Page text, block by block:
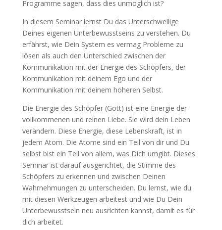
Programme sagen, dass dies unmöglich ist?
In diesem Seminar lernst Du das Unterschwellige
Deines eigenen Unterbewusstseins zu verstehen. Du
erfährst, wie Dein System es vermag Probleme zu
lösen als auch den Unterschied zwischen der
Kommunikation mit der Energie des Schöpfers, der
Kommunikation mit deinem Ego und der
Kommunikation mit deinem höheren Selbst.
Die Energie des Schöpfer (Gott) ist eine Energie der
vollkommenen und reinen Liebe. Sie wird dein Leben
verändern. Diese Energie, diese Lebenskraft, ist in
jedem Atom. Die Atome sind ein Teil von dir und Du
selbst bist ein Teil von allem, was Dich umgibt. Dieses
Seminar ist darauf ausgerichtet, die Stimme des
Schöpfers zu erkennen und zwischen Deinen
Wahrnehmungen zu unterscheiden. Du lernst, wie du
mit diesen Werkzeugen arbeitest und wie Du Dein
Unterbewusstsein neu ausrichten kannst, damit es für
dich arbeitet.